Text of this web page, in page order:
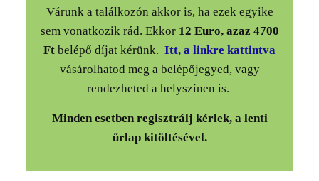
Várunk a találkozón akkor is, ha ezek egyike
sem vonatkozik rád. Ekkor 12 Euro, azaz 4700
Ft belépő díjat kérünk. Itt, a linkre kattintva
vásárolhatod meg a belépőjegyed, vagy
rendezheted a helyszínen is.
Minden esetben regisztrálj kérlek, a lenti
űrlap kitöltésével.